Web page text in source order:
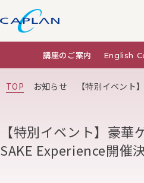
講座のご案内 English
TOP お知らせ 【特別イベント
【特別イベント】豪華
SAKE Experience開催